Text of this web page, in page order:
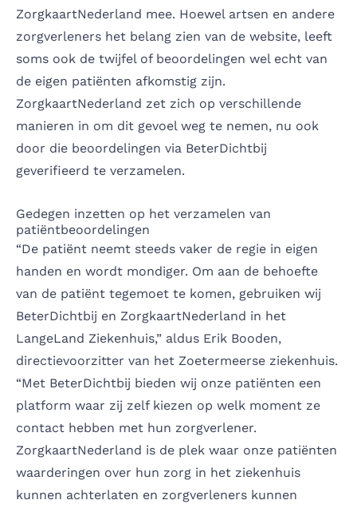
ZorgkaartNederland mee. Hoewel artsen en andere
zorgverleners het belang zien van de website, leeft
soms ook de twijfel of beoordelingen wel echt van
de eigen patiënten afkomstig zijn.
ZorgkaartNederland zet zich op verschillende
manieren in om dit gevoel weg te nemen, nu ook
door die beoordelingen via BeterDichtbij
geverifieerd te verzamelen.
Gedegen inzetten op het verzamelen van
patiëntbeoordelingen
“De patiënt neemt steeds vaker de regie in eigen
handen en wordt mondiger. Om aan de behoefte
van de patiënt tegemoet te komen, gebruiken wij
BeterDichtbij en ZorgkaartNederland in het
LangeLand Ziekenhuis,” aldus Erik Booden,
directievoorzitter van het Zoetermeerse ziekenhuis.
“Met BeterDichtbij bieden wij onze patiënten een
platform waar zij zelf kiezen op welk moment ze
contact hebben met hun zorgverlener.
ZorgkaartNederland is de plek waar onze patiënten
waarderingen over hun zorg in het ziekenhuis
kunnen achterlaten en zorgverleners kunnen